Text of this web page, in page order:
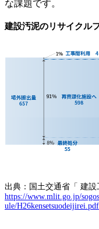
な課題です。
建設汚泥のリサイクル
出典：国土交通省「 建設
https://www.mlit.go.jp/
ule/H26kensetsuodeijirei.pdf